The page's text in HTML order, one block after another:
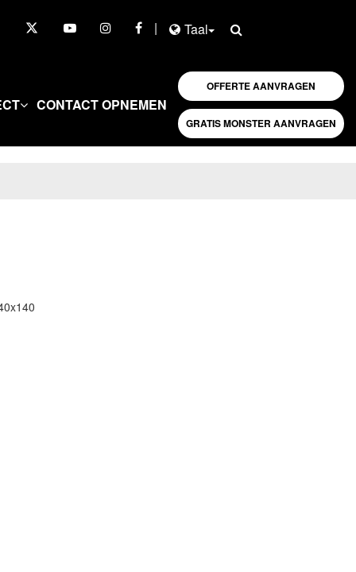
| Taal
CONTACT OPNEMEN
OFFERTE AANVRAGEN
GRATIS MONSTER AANVRAGEN